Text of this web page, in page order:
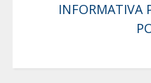
INFORMATIVA